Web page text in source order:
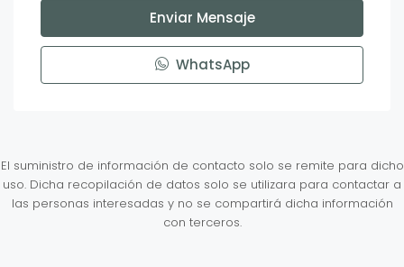
Enviar Mensaje
WhatsApp
El suministro de información de contacto solo se remite para dicho
uso. Dicha recopilación de datos solo se utilizara para contactar a
las personas interesadas y no se compartirá dicha información
con terceros.